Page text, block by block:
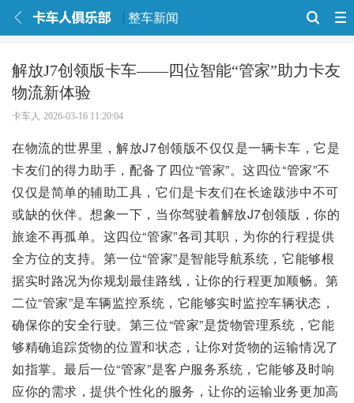
整车新闻
解放J7创领版卡车——四位智能“管家”助力卡友
物流新体验
卡车人 2026-03-16 11:20:04
在物流的世界里，解放J7创领版不仅仅是一辆卡车，它是
卡友们的得力助手，配备了四位“管家”。这四位“管家”不
仅仅是简单的辅助工具，它们是卡友们在长途跋涉中不可
或缺的伙伴。想象一下，当你驾驶着解放J7创领版，你的
旅途不再孤单。这四位“管家”各司其职，为你的行程提供
全方位的支持。第一位“管家”是智能导航系统，它能够根
据实时路况为你规划最佳路线，让你的行程更加顺畅。第
二位“管家”是车辆监控系统，它能够实时监控车辆状态，
确保你的安全行驶。第三位“管家”是货物管理系统，它能
够精确追踪货物的位置和状态，让你对货物的运输情况了
如指掌。最后一位“管家”是客户服务系统，它能够及时响
应你的需求，提供个性化的服务，让你的运输业务更加高